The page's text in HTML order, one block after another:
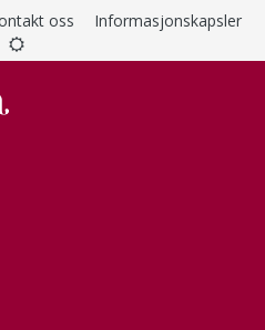
oss Informasjonskapsler